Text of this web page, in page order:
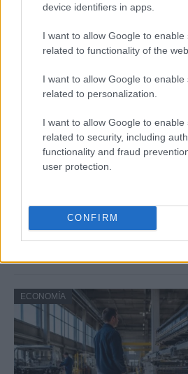
device identifiers in apps.
I want to allow Google to enable
related to functionality of the
I want to allow Google to enable
related to personalization.
I want to allow Google to enable
related to security, including
functionality and fraud
user protection.
CONFIRM
equipajes en Madrid,
aeropuertos
ECONOMÍA